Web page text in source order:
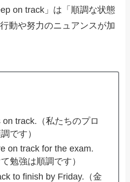
on track」は「順調な状態
動や努力のニュアンスが加
track.（私たちのプロ
です）
on track for the exam.
勉強は順調です）
to finish by Friday.（金